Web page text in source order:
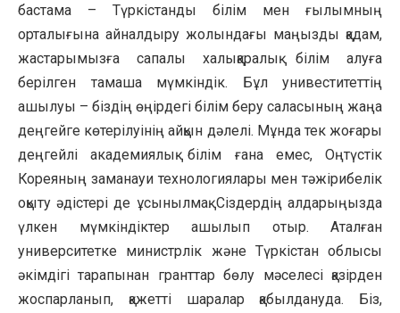
бастама – Түркістанды білім мен ғылымның
орталығына айналдыру жолындағы маңызды қадам,
жастарымызға сапалы халықаралық білім алуға
берілген тамаша мүмкіндік. Бұл унивеститеттің
ашылуы – біздің өңірдегі білім беру саласының жаңа
деңгейге көтерілуінің айқын дәлелі. Мұнда тек жоғары
деңгейлі академиялық білім ғана емес, Оңтүстік
Кореяның заманауи технологиялары мен тәжірибелік
оқыту әдістері де ұсынылмақ. Сіздердің алдарыңызда
үлкен мүмкіндіктер ашылып отыр. Аталған
университетке министрлік және Түркістан облысы
әкімдігі тарапынан гранттар бөлу мәселесі қазірден
жоспарланып, қажетті шаралар қабылдануда. Біз,